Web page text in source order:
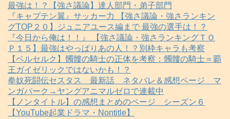
最強は！？【強さ議論】達人部門・弟子部門
『キャプテン翼』サッカー力 【強さ議論・強さランキン
グTOP２０】ジュニアユース編まで 最強の選手は！？
『今日から俺は！！』 【強さ議論・強さランキングＴＯ
Ｐ１５】最強はやっぱりあの人！？別枠キャラも考察
【ベルセルク】髑髏の騎士の正体を考察：髑髏の騎士＝覇
王ガイゼリックではないかも！？
拳奴死闘伝セスタス 最新話 ネタバレ＆感想ページ マ
ンガパーク→ヤングアニマルゼロで連載中
【ノンタイトル】の感想まとめのページ シーズン６
【YouTube起業ドラマ・Nontitle】